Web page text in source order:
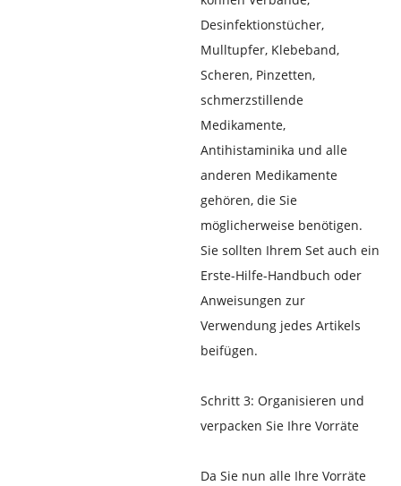
Desinfektionstücher,
Mulltupfer, Klebeband,
Scheren, Pinzetten,
schmerzstillende
Medikamente,
Antihistaminika und alle
anderen Medikamente
gehören, die Sie
möglicherweise benötigen.
Sie sollten Ihrem Set auch ein
Erste-Hilfe-Handbuch oder
Anweisungen zur
Verwendung jedes Artikels
beifügen.
Schritt 3: Organisieren und
verpacken Sie Ihre Vorräte
Da Sie nun alle Ihre Vorräte